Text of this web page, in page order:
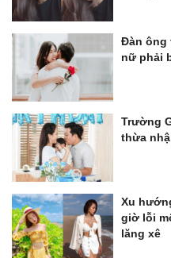
Đàn ông
nữ phải
Trường
thừa
Xu
giờ lỗi
lăng xê